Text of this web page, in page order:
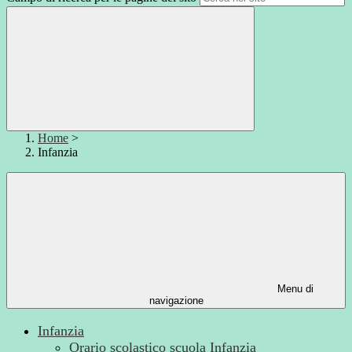
Home >
Infanzia
Menu di
navigazione
Infanzia
Orario scolastico scuola Infanzia